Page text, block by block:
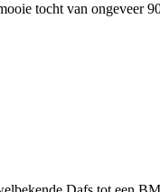
tocht van ongeveer